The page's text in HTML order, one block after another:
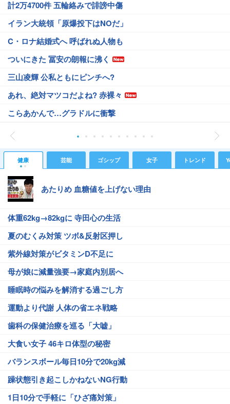
計2万4700件 五輪絡みで誹謗中傷
イラン大統領「原爆投下はNOだ」
C・ロナ結婚式へ 呼ばれぬ人物も
ついにきた 冨安の朗報に沸く
三山凌輝 公私ともにピンチへ?
あれ、絶対マツコだよね? 赤裸々
こらあかんで…グラドルに衝撃
健康 芸能 ゴシップ 女子 トレンド
あたりめ 血糖値を上げない理由
体重62kg→82kgに 寺田心の生活
夏のむくみ対策 ツボ&反射区押し
紫外線対策がビタミンD不足に
母が娘に減量強要→家庭内別居へ
睡眠時の悩みを解消する過ごし方
運動より代謝 人体の省エネ戦略
歯科の保健治療を巡る「大嘘」
大食い女子 46キロ体型の秘密
バランスボール毎日10分で20kg減
躁状態引き起こしかねないNG行動
1日10分で手軽に「ひざ痛対策」